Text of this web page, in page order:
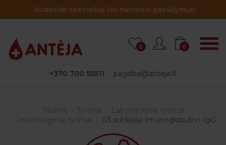
Atraskite specialius šio mėnesio pasiūlymus!
+370 700 55511 pagalba@anteja.lt
0 0
Titulinis Tyrimai
Laboratoriniai tyrimai
Imunologiniai tyrimai
G3 subklasė Imunoglobulino IgG